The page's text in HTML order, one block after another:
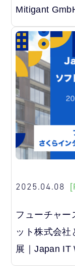
Mitigant
2025.04.08
フューチャー
ット株式会社
展｜Japan IT